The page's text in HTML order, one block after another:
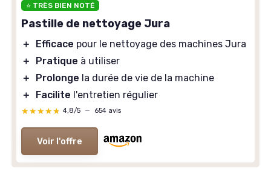
⭐ TRÈS BIEN NOTÉ
Pastille de nettoyage Jura
＋ Efficace pour le nettoyage des machines Jura
＋
Pratique à utiliser
＋
Prolonge la durée de vie de la machine
＋
Facilite l'entretien régulier
★★★★★
★★★★★ 4,8/5 — 654 avis
Voir l'offre